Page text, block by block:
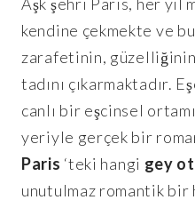
kendine çekmekte ve
zarafetinin,
tadını çıkarmaktadır.
canlı bir eşcinsel
yeriyle gerçek bir
Paris ‘teki hangi gey
unutulmaz romantik bir